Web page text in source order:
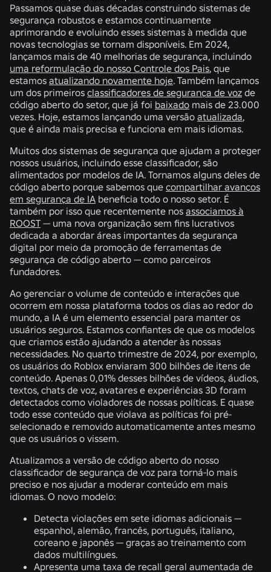
Passamos quase duas décadas construindo sistemas de
segurança robustos e estamos continuamente
aprimorando e evoluindo esses sistemas à medida que
novas tecnologias se tornam disponíveis. Em 2024,
lançamos mais de 40 melhorias de segurança, incluindo
uma reformulação do nosso Controle dos Pais, que
estamos atualizando novamente hoje. Também lançamos
um dos primeiros classificadores de segurança de voz de
código aberto do setor, que já foi baixado mais de 23.000
vezes. Hoje, estamos lançando uma versão atualizada,
que é ainda mais precisa e funciona em mais idiomas.
Muitos dos sistemas de segurança que ajudam a proteger
nossos usuários, incluindo esse classificador, são
alimentados por modelos de IA. Tornamos alguns deles de
código aberto porque sabemos que compartilhar avanços
em segurança de IA beneficia todo o nosso setor. É
também por isso que recentemente nos associamos à
ROOST— uma nova organização sem fins lucrativos
dedicada a abordar áreas importantes da segurança
digital por meio da promoção de ferramentas de
segurança de código aberto — como parceiros
fundadores.
Ao gerenciar o volume de conteúdo e interações que
ocorrem em nossa plataforma todos os dias ao redor do
mundo, a IA é um elemento essencial para manter os
usuários seguros. Estamos confiantes de que os modelos
que criamos estão ajudando a atender às nossas
necessidades. No quarto trimestre de 2024, por exemplo,
os usuários do Roblox enviaram 300 bilhões de itens de
conteúdo. Apenas 0,01% desses bilhões de vídeos, áudios,
textos, chats de voz, avatares e experiências 3D foram
detectados como violadores de nossas políticas. E quase
todo esse conteúdo que violava as políticas foi pré-
selecionado e removido automaticamente antes mesmo
que os usuários o vissem.
Atualizamos a versão de código aberto do nosso
classificador de segurança de voz para torná-lo mais
preciso e nos ajudar a moderar conteúdo em mais
idiomas. O novo modelo:
Detecta violações em sete idiomas adicionais —
espanhol, alemão, francês, português, italiano,
coreano e japonês — graças ao treinamento com
dados multilíngues.
Apresenta uma taxa de recall geral aumentada de